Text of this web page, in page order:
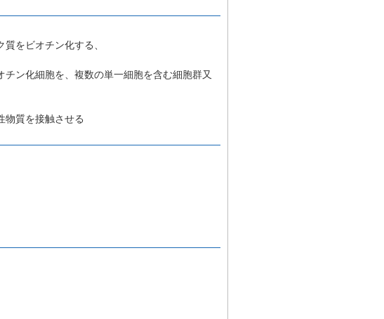
をビオチン化する、
ン化細胞を、複数の単一細胞を含む細胞群又
物質を接触させる